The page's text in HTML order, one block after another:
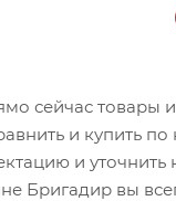
сейчас товары
и купить по
и
Бригадир вы